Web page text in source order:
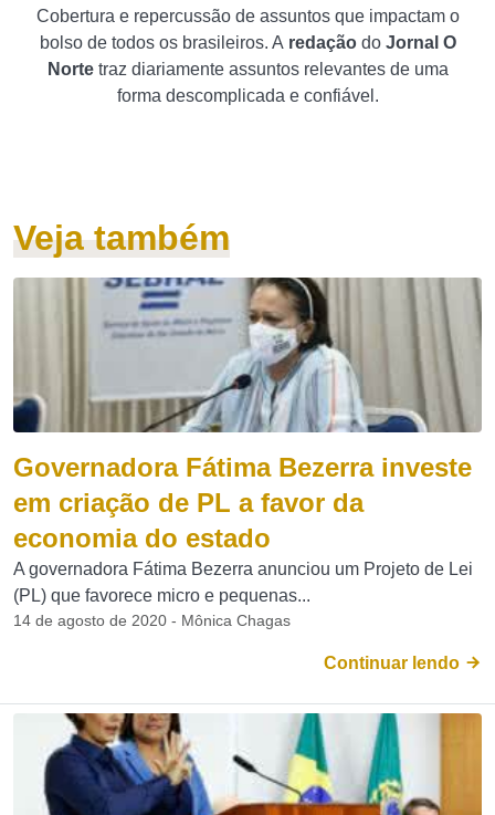
Cobertura e repercussão de assuntos que impactam o
bolso de todos os brasileiros. A redação do Jornal O
Norte traz diariamente assuntos relevantes de uma
forma descomplicada e confiável.
Veja também
Governadora Fátima Bezerra investe
em criação de PL a favor da
economia do estado
A governadora Fátima Bezerra anunciou um Projeto de Lei
(PL) que favorece micro e pequenas...
14 de agosto de 2020 - Mônica Chagas
Continuar lendo